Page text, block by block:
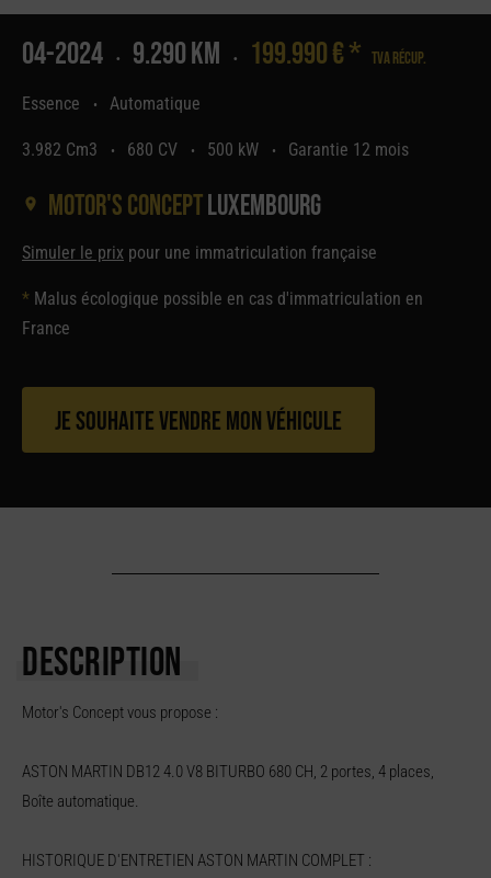
04-2024 • 9.290 Km • 199.990 € * Tva récup.
Essence • Automatique
3.982 Cm3 • 680 CV • 500 kW • Garantie 12 mois
Motor's conceptLuxembourg
Simuler le prix pour une immatriculation française
* Malus écologique possible en cas d'immatriculation en
France
Je souhaite vendre mon véhicule
DESCRIPTION
Motor's Concept vous propose :
ASTON MARTIN DB12 4.0 V8 BITURBO 680 CH, 2 portes, 4 places,
Boîte automatique.
HISTORIQUE D'ENTRETIEN ASTON MARTIN COMPLET :